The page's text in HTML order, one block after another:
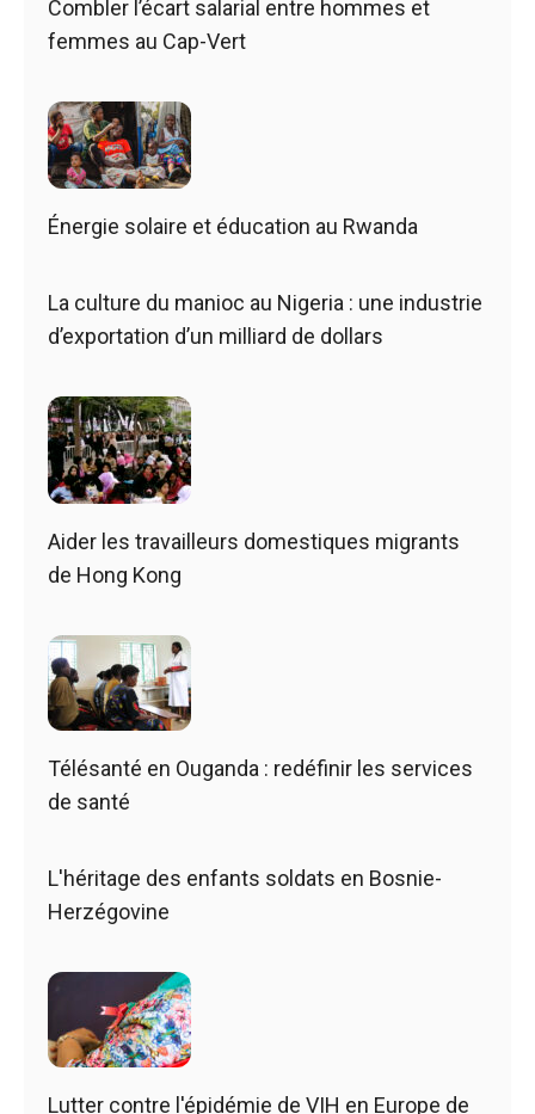
Combler l’écart salarial entre hommes et
femmes au Cap-Vert
Énergie solaire et éducation au Rwanda
La culture du manioc au Nigeria : une industrie
d’exportation d’un milliard de dollars
Aider les travailleurs domestiques migrants
de Hong Kong
Télésanté en Ouganda : redéfinir les services
de santé
L'héritage des enfants soldats en Bosnie-
Herzégovine
Lutter contre l'épidémie de VIH en Europe de